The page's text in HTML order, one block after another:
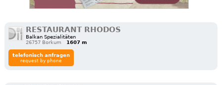
RESTAURANT RHODOS
Balkan Spezialitäten
26757 Borkum
1607 m
telefonisch anfragen
request by phone